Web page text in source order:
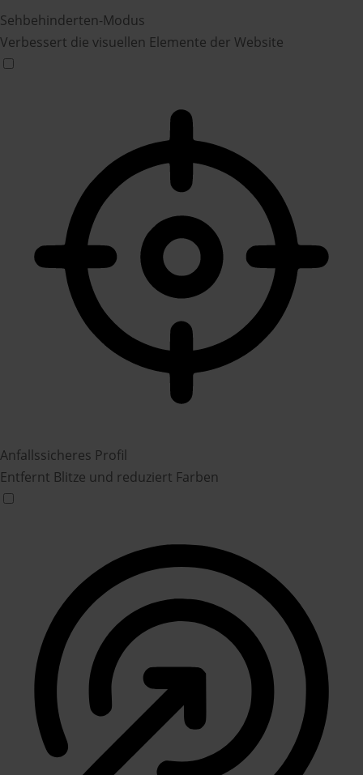
Sehbehinderten-Modus
Verbessert die visuellen Elemente der Website
Anfallssicheres Profil
Entfernt Blitze und reduziert Farben